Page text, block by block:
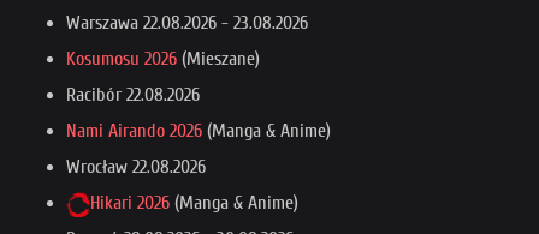
Warszawa 22.08.2026 - 23.08.2026
Kosumosu 2026 (Mieszane)
Racibór22.08.2026
Nami Airando 2026 (Manga & Anime)
Wrocław 22.08.2026
Hikari 2026 (Manga & Anime)